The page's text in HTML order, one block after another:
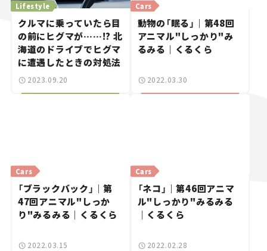
Lifestyle
クルマに乗っていたら目
の前にヒグマが……!? 北
海道のドライブでヒグマ
に遭遇したときの対処法
2023.09.20
Cars
動物の「眠る」｜第48回
アニマル"しっかり"み
るみる｜くるくら
2022.03.30
Cars
「ブラックバック」｜第
47回アニマル"しっか
り"みるみる｜くるくら
2022.03.15
Cars
「ネコ」｜第46回アニマ
ル"しっかり"みるみる
｜くるくら
2022.02.28